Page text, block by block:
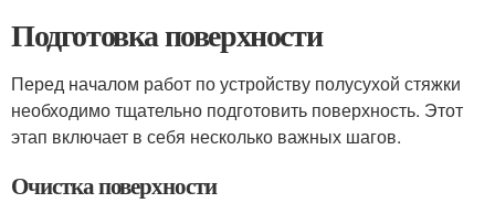
Подготовка поверхности
Перед началом работ по устройству полусухой стяжки
необходимо тщательно подготовить поверхность. Этот
этап включает в себя несколько важных шагов.
Очистка поверхности